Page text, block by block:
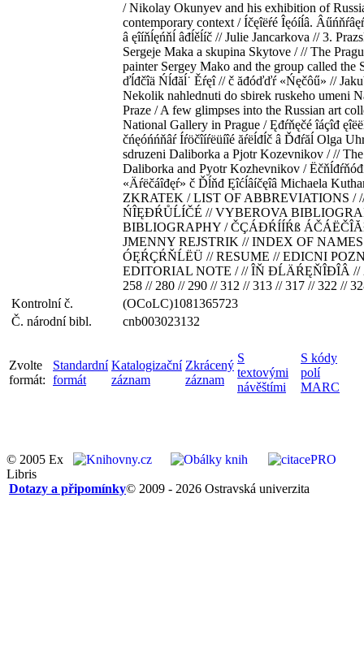
/ Nikolay Okunyev and his exhibition of
contemporary context / Íčęîëŕé Îęóíĺâ.
â ęîíňĺęńňĺ âđĺěĺíč // Julie Jancarkova // 3.
Sergeje Maka a skupina Skytove / // The
painter Sergey Mako and the group called the
ďĺđčîä Ńĺđăĺ˙ Ěŕęî // č ăđóďďŕ «Ńęčôű» //
Nekolik nahlednuti do sbirek ruskeho umeni
Praze / A few glimpses into the Russian art
National Gallery in Prague / Ęđŕňęčé îáçîđ
čńęóńńňâŕ Íŕöčîíŕëüíîé ăŕëĺđĺč â Ďđŕăĺ Olga
sdruzeni Daliborka a Pjotr Kozevnikov / //
Daliborka and Pyotr Kozhevnikov /
«Äŕëčáîđęŕ» č Ďĺňđ Ęîćĺâíčęîâ Michaela
ZKRATEK / LIST OF ABBREVIATIONS /
ŃÎĘĐŔŮĹÍČÉ // VYBEROVA
BIBLIOGRAPHY / ČÇÁĐŔÍÍŔß
JMENNY REJSTRIK // INDEX OF
ÓĘŔÇŔŇĹËÜ // RESUME // EDICNI
EDITORIAL NOTE / // ÎŇ ĐĹÄŔĘŇÎĐÎÂ //
258 // 280 // 290 // 312 // 313 // 317 // 322 //
Kontrolní č.
(OCoLC)1081365723
Č. národní bibl.
cnb003023132
Zvolte
formát:
Standardní
formát
Katalogizační
záznam
Zkrácený
záznam
S
textovými
návěštími
S kódy
polí
MARC
© 2005 Ex
Libris
© 2009 - 2026 Ostravská univerzita
Dotazy a připomínky